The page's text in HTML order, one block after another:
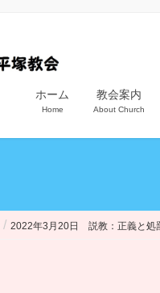
ホーム
Home
教会案内
About Church
2022年3月20日 説教：正義と